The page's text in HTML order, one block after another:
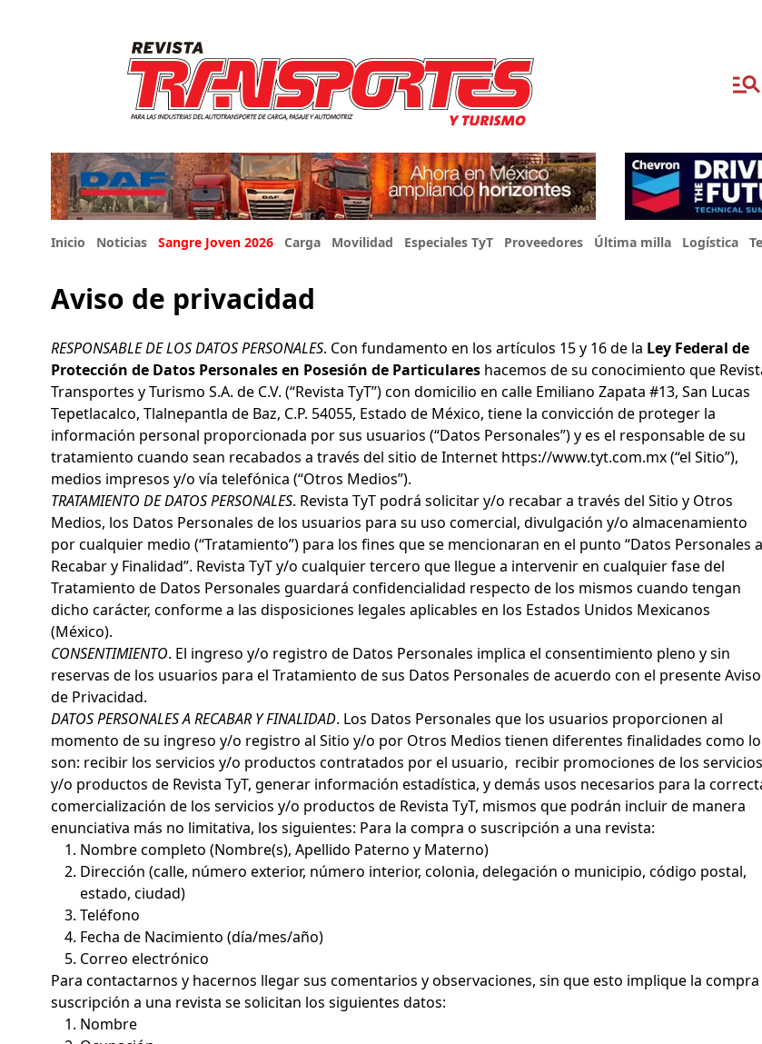
Inicio Noticias Sangre Joven 2026 Carga Movilidad Especiales TyT Proveedores Última milla Logística
Aviso de privacidad
RESPONSABLE DE LOS DATOS PERSONALES. Con fundamento en los artículos 15 y 16 de la Ley Federal de
Protección de Datos Personales en Posesión de Particulares hacemos de su conocimiento que
Transportes y Turismo S.A. de C.V. (“Revista TyT”) con domicilio en calle Emiliano Zapata #13, San Lucas
Tepetlacalco, Tlalnepantla de Baz, C.P. 54055, Estado de México, tiene la convicción de proteger la
información personal proporcionada por sus usuarios (“Datos Personales”) y es el responsable de su
tratamiento cuando sean recabados a través del sitio de Internet https://www.tyt.com.mx (“el Sitio”),
medios impresos y/o vía telefónica (“Otros Medios”).
TRATAMIENTO DE DATOS PERSONALES. Revista TyT podrá solicitar y/o recabar a través del Sitio y Otros
Medios, los Datos Personales de los usuarios para su uso comercial, divulgación y/o almacenamiento
por cualquier medio (“Tratamiento”) para los fines que se mencionaran en el punto “Datos Personales a
Recabar y Finalidad”. Revista TyT y/o cualquier tercero que llegue a intervenir en cualquier fase del
Tratamiento de Datos Personales guardará confidencialidad respecto de los mismos cuando tengan
dicho carácter, conforme a las disposiciones legales aplicables en los Estados Unidos Mexicanos
(México).
CONSENTIMIENTO. El ingreso y/o registro de Datos Personales implica el consentimiento pleno y sin
reservas de los usuarios para el Tratamiento de sus Datos Personales de acuerdo con el presente Aviso
de Privacidad.
DATOS PERSONALES A RECABAR Y FINALIDAD. Los Datos Personales que los usuarios proporcionen al
momento de su ingreso y/o registro al Sitio y/o por Otros Medios tienen diferentes finalidades como lo
son: recibir los servicios y/o productos contratados por el usuario, recibir promociones de los servicios
y/o productos de Revista TyT, generar información estadística, y demás usos necesarios para la
comercialización de los servicios y/o productos de Revista TyT, mismos que podrán incluir de manera
enunciativa más no limitativa, los siguientes: Para la compra o suscripción a una revista:
Nombre completo (Nombre(s), Apellido Paterno y Materno)
Dirección (calle, número exterior, número interior, colonia, delegación o municipio, código postal,
estado, ciudad)
Teléfono
Fecha de Nacimiento (día/mes/año)
Correo electrónico
Para contactarnos y hacernos llegar sus comentarios y observaciones, sin que esto implique la compra
suscripción a una revista se solicitan los siguientes datos:
Nombre